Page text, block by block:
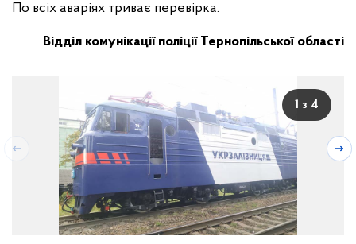
По всіх аваріях триває перевірка.
Відділ комунікації поліції Тернопільської області
1 з 4